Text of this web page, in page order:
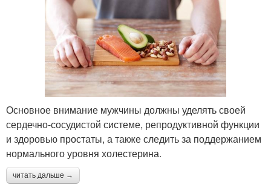
Основное внимание мужчины должны уделять своей
сердечно-сосудистой системе, репродуктивной функции
и здоровью простаты, а также следить за поддержанием
нормального уровня холестерина.
читать дальше →